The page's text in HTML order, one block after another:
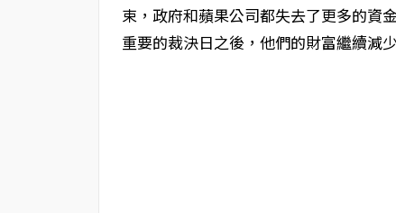
束，政府和蘋果公司都失去了更多的資
重要的裁決日之後，他們的財富繼續減